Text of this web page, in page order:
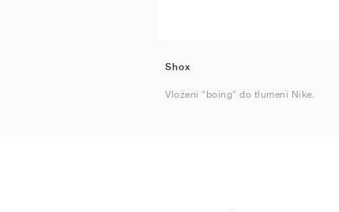
Shox
Vložení "boing" do tlumení Nike.